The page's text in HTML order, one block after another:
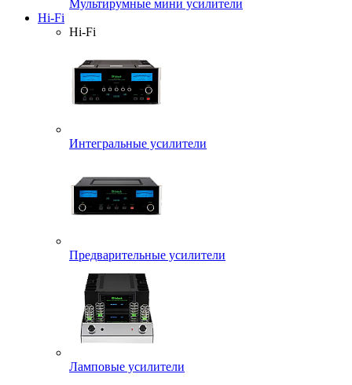
Мультирумные мини усилители
Hi-Fi
Hi-Fi
Интегральные усилители
Предварительные усилители
Ламповые усилители